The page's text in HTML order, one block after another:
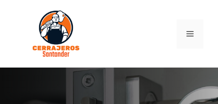
contenido
MENÚ